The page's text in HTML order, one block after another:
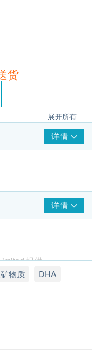
货
展开所有
详情
Practice) 优质
详情
提供。
及健康网购
物质
DHA